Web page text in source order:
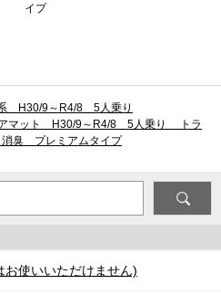
イプ
H30/9～R4/8 5人乗り
マット H30/9～R4/8 5人乗り トラ
臭 プレミアムタイプ
使いいただけません)